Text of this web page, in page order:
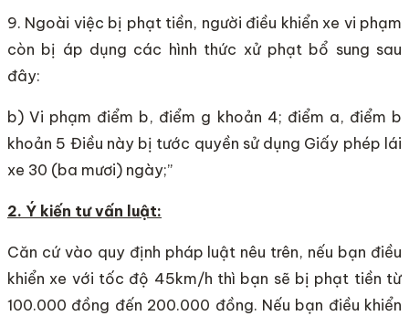
9. Ngoài việc bị phạt tiền, người điều khiển xe vi phạm
còn bị áp dụng các hình thức xử phạt bổ sung sau
đây:
b) Vi phạm điểm b, điểm g khoản 4; điểm a, điểm b
khoản 5 Điều này bị tước quyền sử dụng Giấy phép lái
xe 30 (ba mươi) ngày;”
2. Ý kiến tư vấn luật:
Căn cứ vào quy định pháp luật nêu trên, nếu bạn điều
khiển xe với tốc độ 45km/h thì bạn sẽ bị phạt tiền từ
100.000 đồng đến 200.000 đồng. Nếu bạn điều khiển